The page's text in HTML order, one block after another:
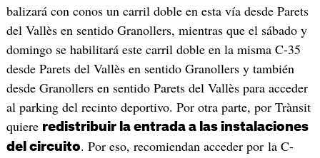
balizará con conos un carril doble en esta vía desde Parets
del Vallès en sentido Granollers, mientras que el sábado y
domingo se habilitará este carril doble en la misma C-35
desde Parets del Vallès en sentido Granollers y también
desde Granollers en sentido Parets del Vallès para acceder
al parking del recinto deportivo. Por otra parte, por Trànsit
quiere redistribuir la entrada a las instalaciones
del circuito. Por eso, recomiendan acceder por la C-